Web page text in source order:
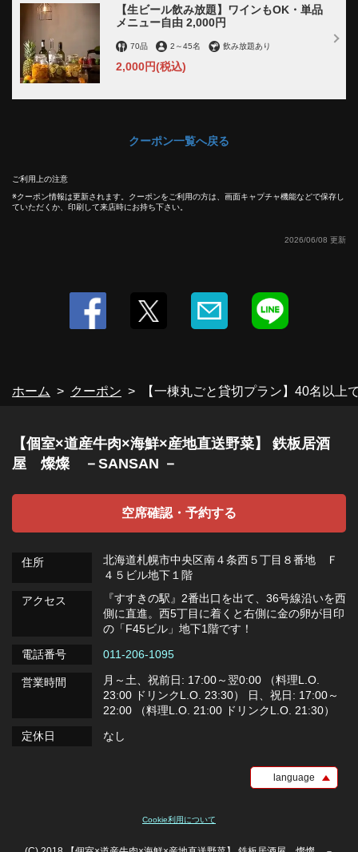
【生ビール飲み放題】ワインもOK・単品
メニュー自由 2,000円
70品 2 ～45名 飲み放題あり
2,000円(税込)
クーポン一覧へ戻る
ご利用上の注意
クーポン情報は更新されます。クーポンをご利用の方は、画面キャプチャ機能などで保存し
ていただくか、印刷して来店時にお持ち下さい。
2026/06/08 更新
ホーム クーポン 【一棟丸ごと貸切プラン】40名以
【個室×道産牛肉×海鮮×産地直送野菜】 鉄板居酒
屋 燦燦 －SANSAN －
空席確認・予約する
住所
北海道札幌市中央区南４条西５丁目８番地 Ｆ
４５ビル地下１階
アクセス
『すすきの駅』2番出口を出て、36号線沿いを西
側に直進。西5丁目に着くと右側に金の卵が目印
の「F45ビル」地下1階です！
電話番号
011-206-1095
営業時間
月～土、祝前日: 17:00～翌0:00 （料理L.O.
23:00 ドリンクL.O. 23:30） 日、祝日: 17:00～
22:00 （料理L.O. 21:00 ドリンクL.O. 21:30）
定休日
なし
language
Cookie利用について